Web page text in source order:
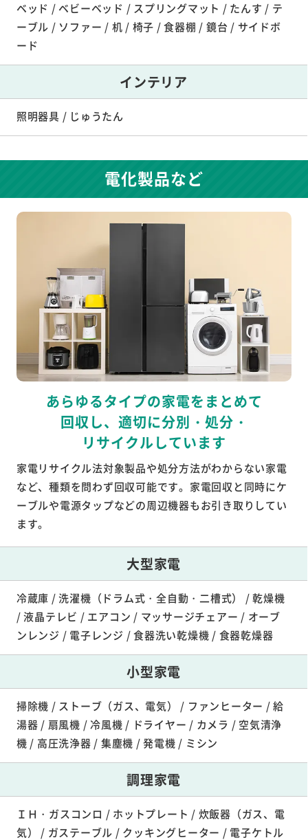
ベッド / ベビーベッド / スプリングマット / たんす / テ
ーブル / ソファー / 机 / 椅子 / 食器棚 / 鏡台 / サイドボ
ード
インテリア
照明器具 / じゅうたん
電化製品など
あらゆるタイプの家電をまとめて
回収し、 適切に分別・処分・
リサイクルしています
家電リサイクル法対象製品や処分方法がわからない家電
など、種類を問わず回収可能です。家電回収と同時にケ
ーブルや電源タップなどの周辺機器もお引き取りしてい
ます。
大型家電
冷蔵庫 / 洗濯機（ドラム式・全自動・二槽式） / 乾燥機
/ 液晶テレビ / エアコン / マッサージチェアー / オーブ
ンレンジ / 電子レンジ / 食器洗い乾燥機 / 食器乾燥器
小型家電
掃除機 / ストーブ（ガス、電気） / ファンヒーター / 給
湯器 / 扇風機 / 冷風機 / ドライヤー / カメラ / 空気清浄
機 / 高圧洗浄器 / 集塵機 / 発電機 / ミシン
調理家電
ＩＨ・ガスコンロ / ホットプレート / 炊飯器（ガス、電
気） / ガステーブル / クッキングヒーター / 電子ケトル